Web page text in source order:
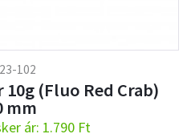
102
(Fluo Red Crab)
mm
ár: 1.790 Ft